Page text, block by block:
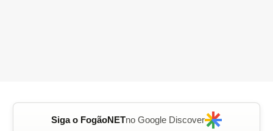
Siga o FogãoNETno Google Discover